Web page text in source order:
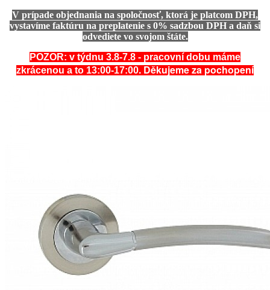
V prípade objednania na spoločnosť, ktorá je platcom DPH,
vystavíme faktúru na preplatenie s 0% sadzbou DPH a daň si
odvediete vo svojom štáte.
POZOR: v týdnu 3.8-7.8 - pracovní dobu máme
zkrácenou a to 13:00-17:00. Děkujeme za pochopení